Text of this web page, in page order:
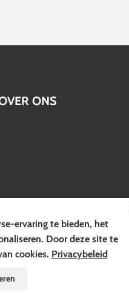
ONS
Alle rechten voorbehouden.
ervaring te bieden, het
Door deze site te
cookies. Privacybeleid